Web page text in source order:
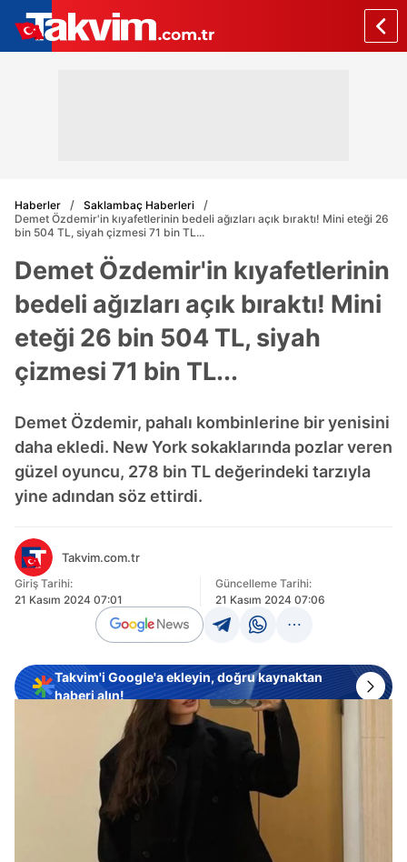
Haberler
Saklambaç Haberleri
Demet Özdemir'in kıyafetlerinin bedeli ağızları açık bıraktı! Mini eteği 26
bin 504 TL, siyah çizmesi 71 bin TL...
Demet Özdemir'in kıyafetlerinin
bedeli ağızları açık bıraktı! Mini
eteği 26 bin 504 TL, siyah
çizmesi 71 bin TL...
Demet Özdemir, pahalı kombinlerine bir yenisini
daha ekledi. New York sokaklarında pozlar veren
güzel oyuncu, 278 bin TL değerindeki tarzıyla
yine adından söz ettirdi.
Takvim.com.tr
Giriş Tarihi:
21 Kasım 2024 07:01
Güncelleme Tarihi:
21 Kasım 2024 07:06
Takvim'i Google'a ekleyin, doğru kaynaktan
haberi alın!